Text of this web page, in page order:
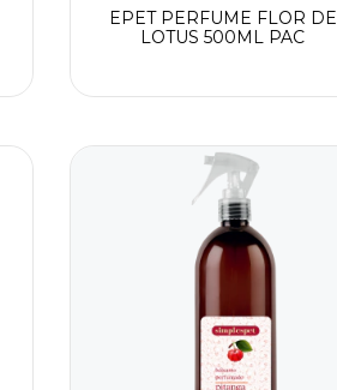
EPET PERFUME FLOR DE
LOTUS 500ML PAC